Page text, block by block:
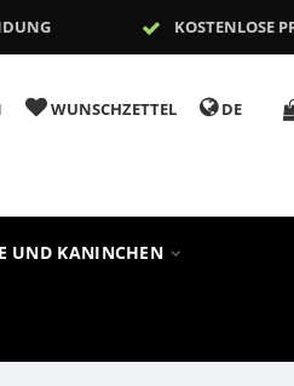
KOSTENLOSE
WUNSCHZETTEL DE
UND KANINCHEN